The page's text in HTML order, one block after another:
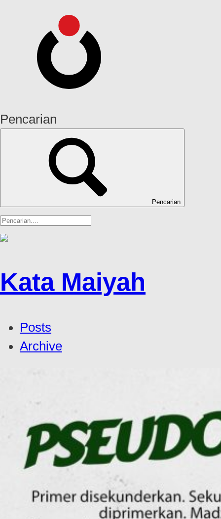
Pencarian
Pencarian
Kata Maiyah
Posts
Archive